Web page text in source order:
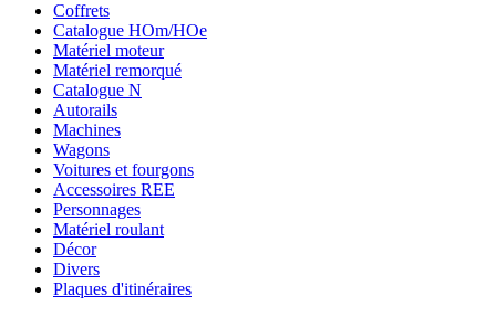
Coffrets
Catalogue HOm/HOe
Matériel moteur
Matériel remorqué
Catalogue N
Autorails
Machines
Wagons
Voitures et fourgons
Accessoires REE
Personnages
Matériel roulant
Décor
Divers
Plaques d'itinéraires